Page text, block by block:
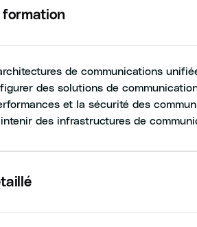
formation
de communications
des solutions de
et la sécurité des
des infrastructures de